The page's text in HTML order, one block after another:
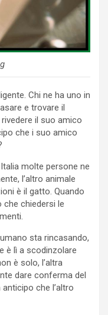
Chi ne ha uno in
e trovare il
il suo amico
che i suo amico
molte persone ne
l’altro animale
è il gatto. Quando
chiedersi le
sta rincasando,
è lì a scodinzolare
è solo, l’altra
dare conferma del
che l’altro